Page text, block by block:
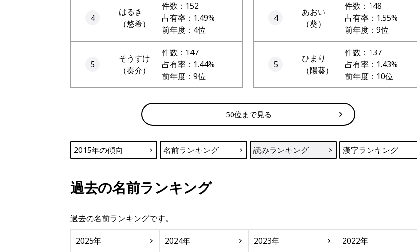
4
はるき
（悠希）
件数：152
占有率：1.49%
前年度：4位
5
そうすけ
（奏介）
件数：147
占有率：1.44%
前年度：9位
4
あおい
（葵）
件数：148
占有率：1.55%
前年度：9位
5
ひまり
（陽葵）
件数：137
占有率：1.43%
前年度：10位
50位まで見る
2015年の傾向 名前ランキング 読みランキング 漢字ランキング
過去の名前ランキング
過去の名前ランキングです。
2025年 2024年 2023年 2022年